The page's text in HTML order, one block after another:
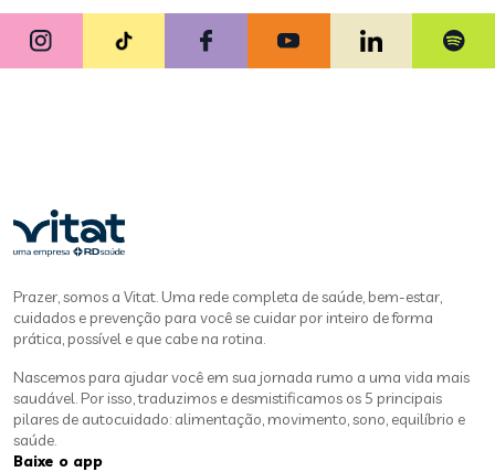
Prazer, somos a Vitat. Uma rede completa de saúde, bem-estar,
cuidados e prevenção para você se cuidar por inteiro de forma
prática, possível e que cabe na rotina.
Nascemos para ajudar você em sua jornada rumo a uma vida mais
saudável. Por isso, traduzimos e desmistificamos os 5 principais
pilares de autocuidado: alimentação, movimento, sono, equilíbrio e
saúde.
Baixe o app